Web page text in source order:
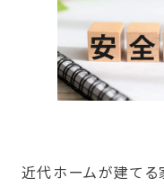
近代ホームが建てる